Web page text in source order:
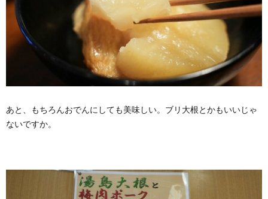
あと、もちろんおでんにしても美味しい。ブリ大根とかもいいじゃ
ないですか。